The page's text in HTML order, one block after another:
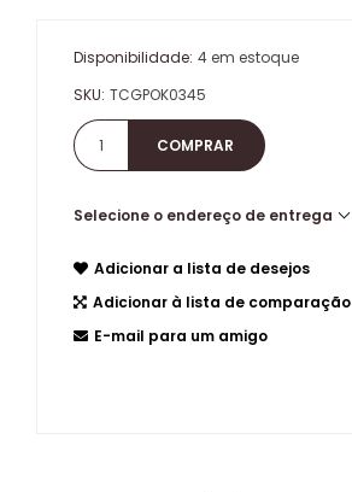
Disponibilidade: 4 em estoque
SKU: TCGPOK0345
Selecione o endereço de entrega
Adicionar a lista de desejos
Adicionar à lista de comparação
E-mail para um amigo